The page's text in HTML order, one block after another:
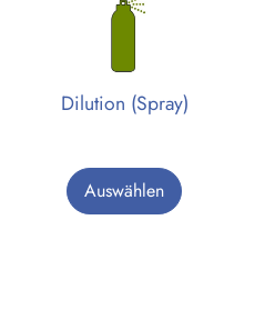
Dilution (Spray)
Auswählen